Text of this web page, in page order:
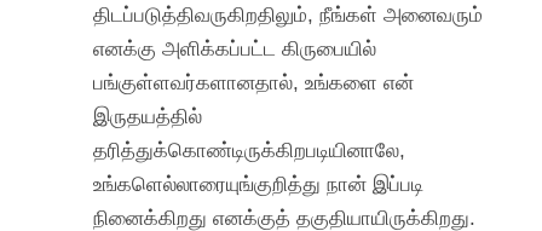
திடப்படுத்திவருகிறதிலும், நீங்கள் அனைவரும்
எனக்கு அளிக்கப்பட்ட கிருபையில்
பங்குள்ளவர்களானதால், உங்களை என்
இருதயத்தில்
தரித்துக்கொண்டிருக்கிறபடியினாலே,
உங்களெல்லாரையுங்குறித்து நான் இப்படி
நினைக்கிறது எனக்குத் தகுதியாயிருக்கிறது.